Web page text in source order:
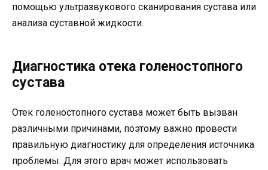
помощью ультразвукового сканирования сустава или
анализа суставной жидкости.
Диагностика отека голеностопного
сустава
Отек голеностопного сустава может быть вызван
различными причинами, поэтому важно провести
правильную диагностику для определения источника
проблемы. Для этого врач может использовать